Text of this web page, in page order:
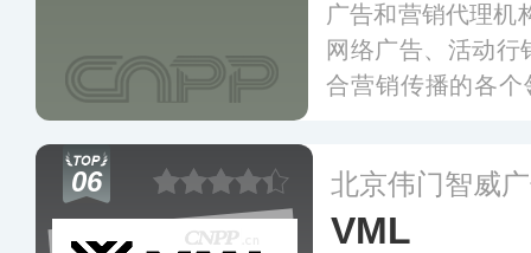
广告和营销代理机
网络广告、活动
合营销传播的各
更多
06 北京伟门智威
VML